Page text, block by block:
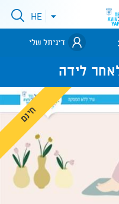
פתיחתHE
דיגיתל שלי
לידה
חינם